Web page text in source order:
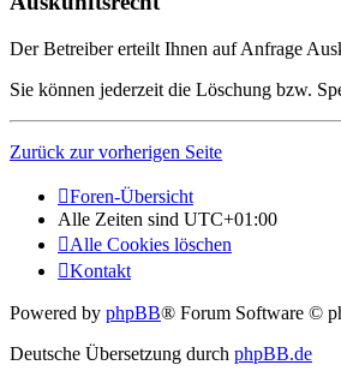
Der Betreiber erteilt Ihnen auf Anfrage
Sie können jederzeit die Löschung bzw.
Zurück zur vorherigen Seite
Foren-Übersicht
Alle Zeiten sind UTC+01:00
Alle Cookies löschen
Kontakt
Powered by phpBB® Forum Software ©
Deutsche Übersetzung durch phpBB.de